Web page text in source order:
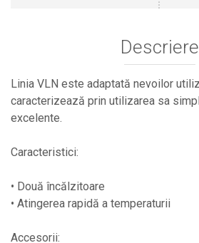
Plasa sarma galvanizata zincata
Sarma moale neagra pentru fierari si
dulgheri; sarma zincata; sarma ghimpata
Plase din polietilena
Plase anti insecte
Plase anti buruieni
Plase pentru castraveti
Descriere
Linia VLN este adaptată nevoilor
caracterizează prin utilizarea sa
excelente.
Caracteristici:
• Două încălzitoare
• Atingerea rapidă a temperaturii
Accesorii: